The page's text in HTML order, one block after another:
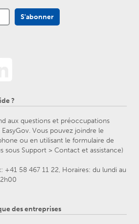
?
aux questions et préoccupations
Vous pouvez joindre le
ou en utilisant le formulaire de
sous Support > Contact et assistance)
+41 58 467 11 22, Horaires: du lundi au
des entreprises